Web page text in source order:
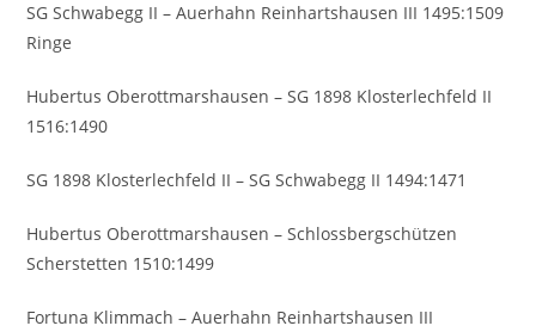
SG Schwabegg II – Auerhahn Reinhartshausen III 1495:1509
Ringe
Hubertus Oberottmarshausen – SG 1898 Klosterlechfeld II
1516:1490
SG 1898 Klosterlechfeld II – SG Schwabegg II 1494:1471
Hubertus Oberottmarshausen – Schlossbergschützen
Scherstetten 1510:1499
Fortuna Klimmach – Auerhahn Reinhartshausen III